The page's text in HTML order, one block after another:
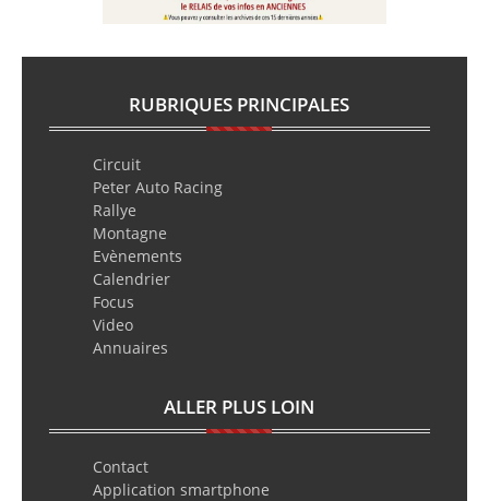
RUBRIQUES PRINCIPALES
Circuit
Peter Auto Racing
Rallye
Montagne
Evènements
Calendrier
Focus
Video
Annuaires
ALLER PLUS LOIN
Contact
Application smartphone